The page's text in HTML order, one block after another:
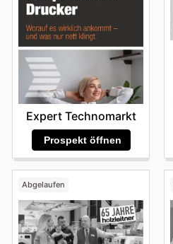
Expert Technomarkt
Prospekt öffnen
Abgelaufen